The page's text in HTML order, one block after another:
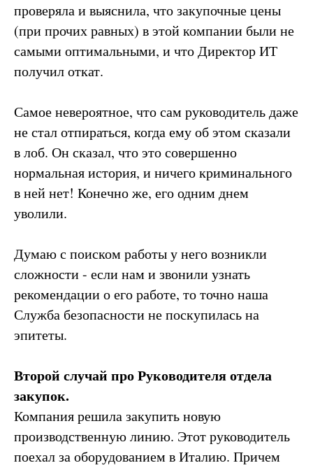
проверяла и выяснила, что закупочные цены
(при прочих равных) в этой компании были не
самыми оптимальными, и что Директор ИТ
получил откат.
Самое невероятное, что сам руководитель даже
не стал отпираться, когда ему об этом сказали
в лоб. Он сказал, что это совершенно
нормальная история, и ничего криминального
в ней нет! Конечно же, его одним днем
уволили.
Думаю с поиском работы у него возникли
сложности - если нам и звонили узнать
рекомендации о его работе, то точно наша
Служба безопасности не поскупилась на
эпитеты.
Второй случай про Руководителя отдела
закупок.
Компания решила закупить новую
производственную линию. Этот руководитель
поехал за оборудованием в Италию. Причем